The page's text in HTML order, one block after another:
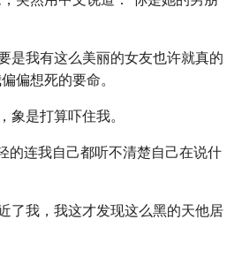
是我有这么美丽的女友也许就真的
偏想死的要命。
象是打算吓住我。
的连我自己都听不清楚自己在说什
了我，我这才发现这么黑的天他居